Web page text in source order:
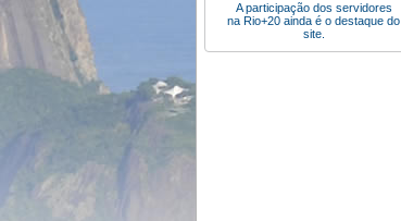
A participação dos servidores
na Rio+20 ainda é o destaque do
site.